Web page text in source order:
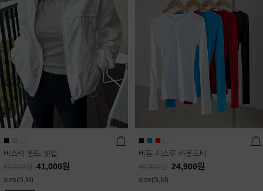
바스락 윈드 셋업
82,000 41,000원
size(S,M)
버튼 시스루 라운드티
49,800 24,900원
size(S,M)